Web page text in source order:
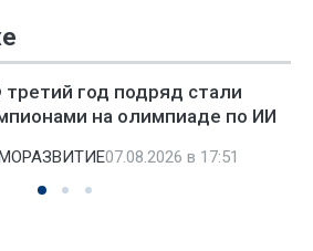
год подряд стали
на олимпиаде по ИИ
07.08.2026 в 17:51